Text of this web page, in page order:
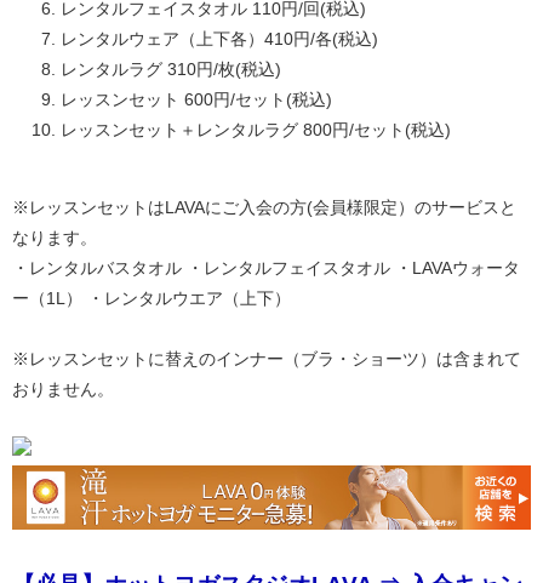
レンタルフェイスタオル 110円/回(税込)
レンタルウェア（上下各）410円/各(税込)
レンタルラグ 310円/枚(税込)
レッスンセット 600円/セット(税込)
レッスンセット＋レンタルラグ 800円/セット(税込)
※レッスンセットはLAVAにご入会の方(会員様限定）のサービスと
なります。
・レンタルバスタオル ・レンタルフェイスタオル ・LAVAウォータ
ー（1L） ・レンタルウエア（上下）
※レッスンセットに替えのインナー（ブラ・ショーツ）は含まれて
おりません。